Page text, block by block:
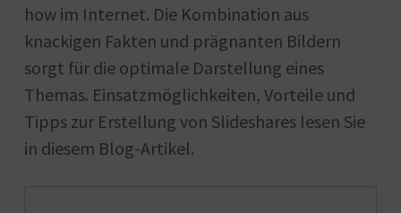
how im Internet. Die Kombination aus
knackigen Fakten und prägnanten Bildern
sorgt für die optimale Darstellung eines
Themas. Einsatzmöglichkeiten, Vorteile und
Tipps zur Erstellung von Slideshares lesen Sie
in diesem Blog-Artikel.